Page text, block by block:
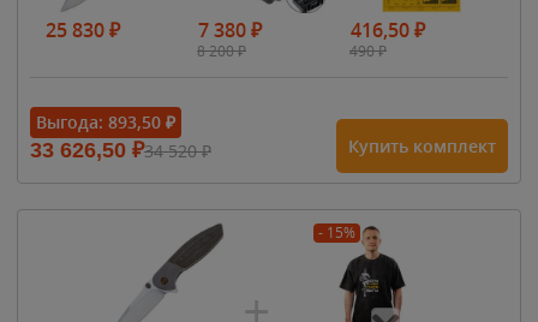
25 830₽ 7 380₽
8 200₽
416,50₽
490₽
Выгода: 893,50 ₽
33 626,50 ₽34 520₽ Купить комплект
- 15%